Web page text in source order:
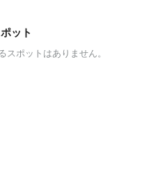
ット
スポットはありません。